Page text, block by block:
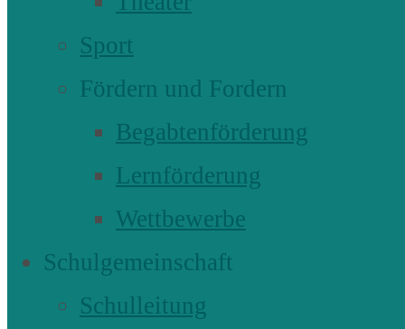
Sport
Fördern und Fordern
Begabtenförderung
Lernförderung
Wettbewerbe
Schulgemeinschaft
Schulleitung